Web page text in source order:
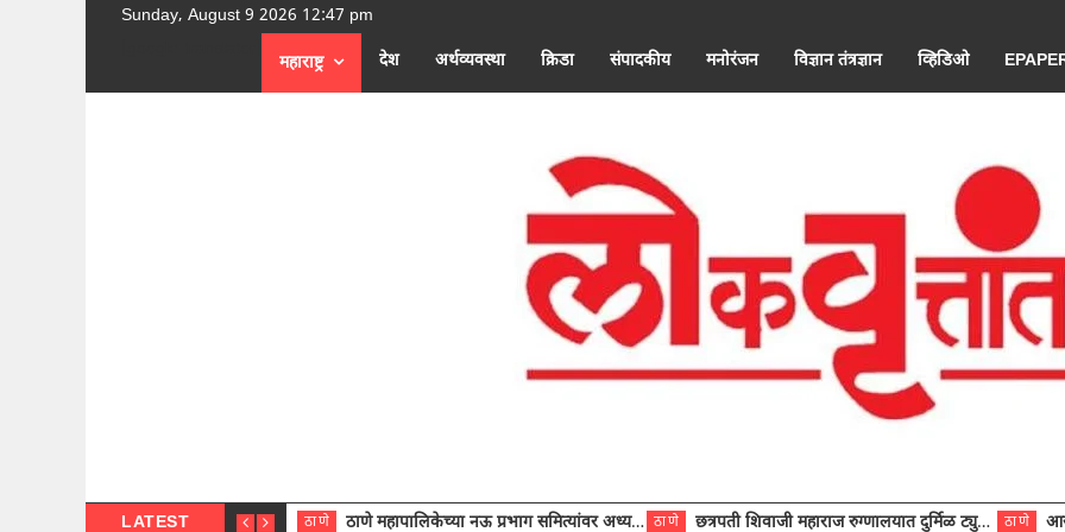
Sunday, August 9 2026 12:47 pm
महाराष्ट्र देश अर्थव्यवस्था क्रिडा संपादकीय मनोरंजन विज्ञान तंत्रज्ञान व्हिडिओ
LATEST ठाणे ठाणे महापालिकेच्या नऊ प्रभाग समित्यांवर अध्यक्ष विराजमान ठाणे छत्रपती शिवाजी महाराज रुग्णालयात दुर्मिळ ट्युमरची यशस्वी शस्त्रक्रिया ठाणे आरोग्य